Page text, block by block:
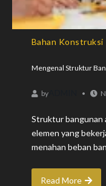
Bahan Konstruksi
Mengenal Struktur
by
Struktur bangunan
elemen yang
menahan beban
Read More